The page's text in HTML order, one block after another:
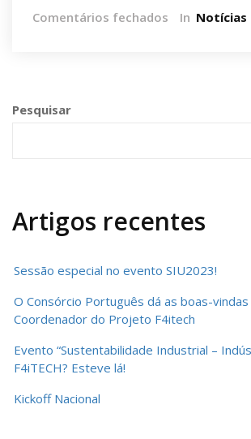
Comentários fechados emIn Notícias
Pesquisar
Artigos recentes
Sessão especial no evento SIU2023!
O Consórcio Português dá as boas-vindas
Coordenador do Projeto F4itech
Evento “Sustentabilidade Industrial –
F4iTECH? Esteve lá!
Kickoff Nacional